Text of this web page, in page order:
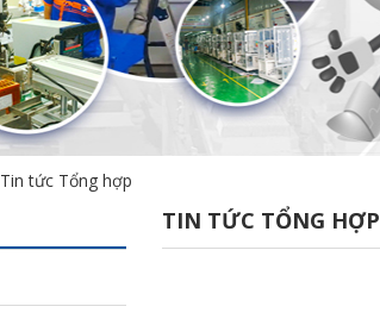
Tin tức Tổng hợp
TIN TỨC TỔNG HỢP